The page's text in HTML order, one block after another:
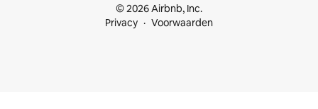
© 2026 Airbnb, Inc.
Privacy
Voorwaarden